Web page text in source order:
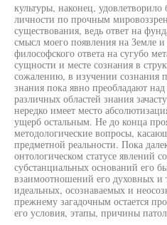
культуры, наконец,
личности по прочным
существования, ведь ответ на
смысл моего появления на Земле
философского ответа на сугубо
сущности и месте сознания в
сожалению, в изучении сознания
знания пока явно преобладают
различных областей знания
нередко имеет место
ущерб остальным. Не до конца
методологические вопросы,
предметной реальности. Пока
онтологическом статусе явлений
субстанциальных оснований его
взаимоотношений его духовных и
идеальных, осознаваемых и
прежнему загадочным остается
его условия, этапы, причины